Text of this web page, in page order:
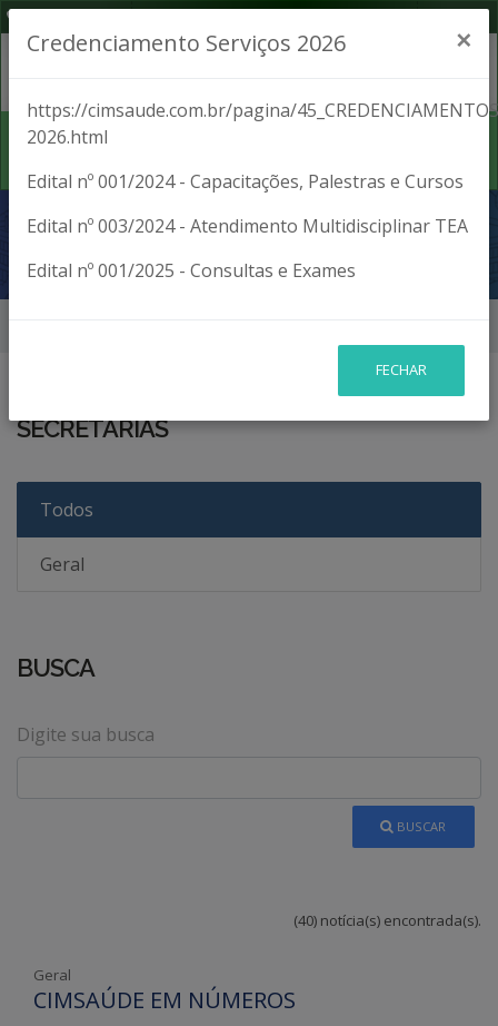
NOTÍCIAS
SECRETARIAS
Todos
Geral
BUSCA
Digite sua busca
BUSCAR
(40) notícia(s) encontrada(s).
Geral
CIMSAÚDE EM NÚMEROS
Credenciamento Serviços 2026 ×
https://cimsaude.com.br/pagina/
2026.html
Edital nº 001/2024 - Capacitações, Palestras e Cursos
Edital nº 003/2024 - Atendimento Multidisciplinar TEA
Edital nº 001/2025 - Consultas e Exames
FECHAR